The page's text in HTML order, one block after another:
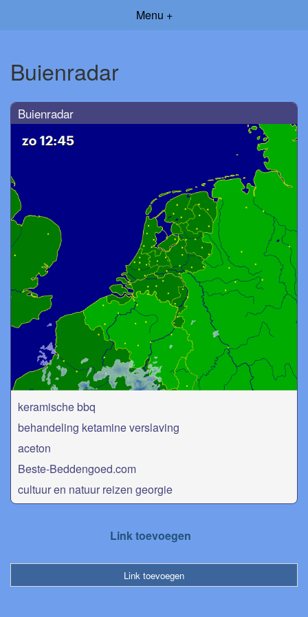
Menu +
Buienradar
Buienradar
keramische bbq
behandeling ketamine verslaving
aceton
Beste-Beddengoed.com
cultuur en natuur reizen georgie
Link toevoegen
Link toevoegen